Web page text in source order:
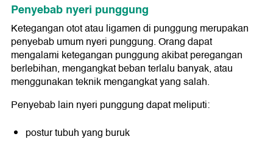
Penyebab nyeri punggung
Ketegangan otot atau ligamen di punggung merupakan
penyebab umum nyeri punggung. Orang dapat
mengalami ketegangan punggung akibat peregangan
berlebihan, mengangkat beban terlalu banyak, atau
menggunakan teknik mengangkat yang salah.
Penyebab lain nyeri punggung dapat meliputi:
postur tubuh yang buruk